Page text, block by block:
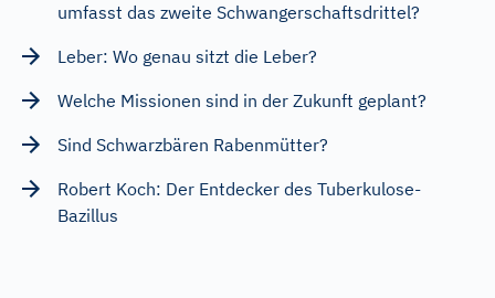
umfasst das zweite Schwangerschaftsdrittel?
Leber: Wo genau sitzt die Leber?
Welche Missionen sind in der Zukunft geplant?
Sind Schwarzbären Rabenmütter?
Robert Koch: Der Entdecker des Tuberkulose-
Bazillus